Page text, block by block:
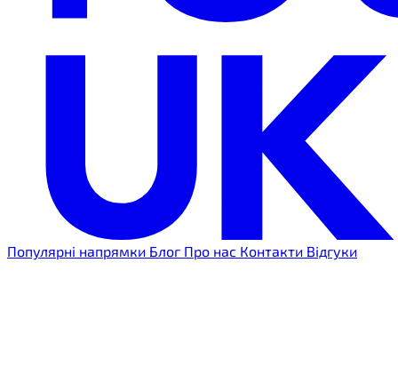
Популярні напрямки Блог Про нас Контакти Відгуки